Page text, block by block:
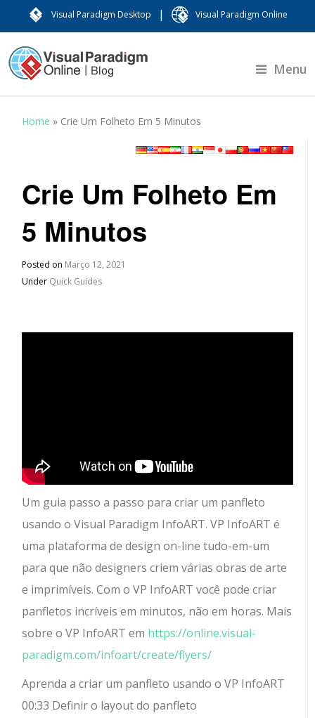
Visual Paradigm Desktop | Visual Paradigm Online
Menu
Home » Crie Um Folheto Em 5 Minutos
Crie Um Folheto Em
5 Minutos
Posted on Março 12, 2021
Under Quick Guides
Um guia passo a passo para criar um panfleto
usando o Visual Paradigm InfoART.VP InfoART é
uma plataforma de design on-line tudo-em-um
para que não designers criem várias obras de arte
e imprimíveis. Com o VP InfoART você pode criar
panfletos incríveis em minutos, não em horas. Mais
sobre o VP InfoART em https://online.visual-
paradigm.com/infoart/create/flyers/
Aprenda a criar um panfleto usando o VP InfoART
00:33 Definir o layout do panfleto